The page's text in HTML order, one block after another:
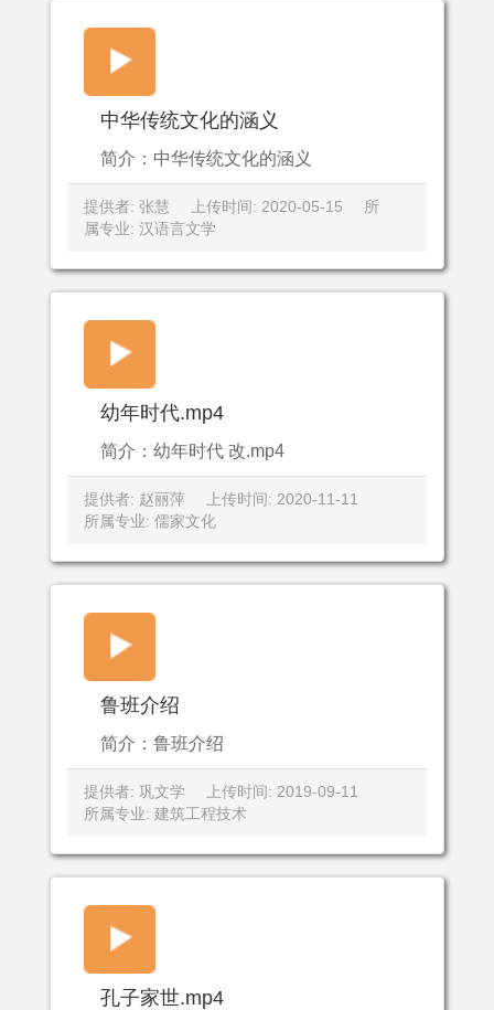
中华传统文化的涵义
简介：中华传统文化的涵义
提供者: 张慧 上传时间: 2020-05-15
所
属专业: 汉语言文学
幼年时代.mp4
简介：幼年时代 改.mp4
提供者: 赵丽萍
上传时间: 2020-11-11
所属专业: 儒家文化
鲁班介绍
简介：鲁班介绍
提供者: 巩文学
上传时间: 2019-09-11
所属专业: 建筑工程技术
孔子家世.mp4